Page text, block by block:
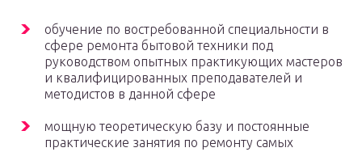
обучение по востребованной специальности в
сфере ремонта бытовой техники под
руководством опытных практикующих мастеров
и квалифицированных преподавателей и
методистов в данной сфере
мощную теоретическую базу и постоянные
практические занятия по ремонту самых